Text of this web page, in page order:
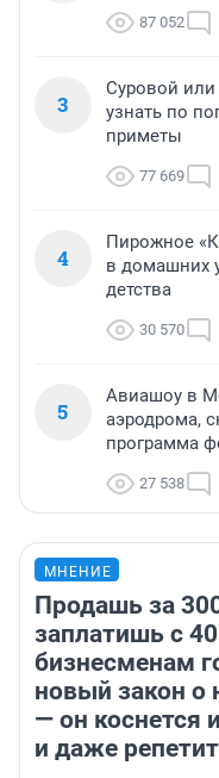
87 052
3
Суровой
узнать по
приметы
77 669
4
Пирожное
в домашних
детства
30 570
5
Авиашоу в
аэродрома,
программа
27 538
МНЕНИЕ
Продашь за
заплатишь с
бизнесменам
новый закон о
— он коснется
и даже